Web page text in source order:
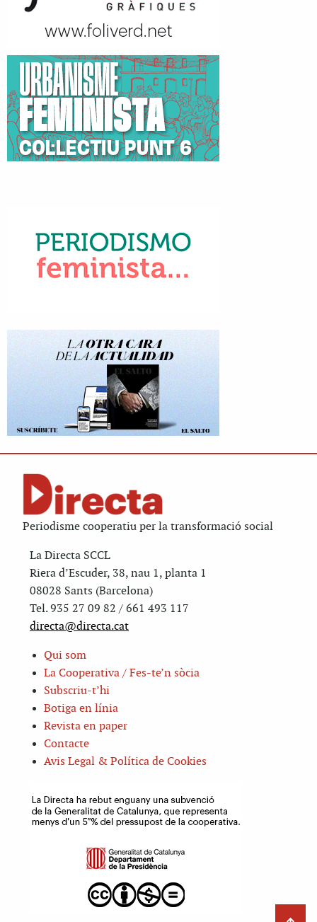
Periodisme cooperatiu per la transformació social
La Directa SCCL
Riera d’Escuder, 38, nau 1, planta 1
08028 Sants (Barcelona)
Tel. 935 27 09 82 / 661 493 117
directa@directa.cat
Qui som
La Cooperativa / Fes-te’n sòcia
Subscriu-t’hi
Botiga en línia
Revista en paper
Contacte
Avis Legal & Política de Cookies